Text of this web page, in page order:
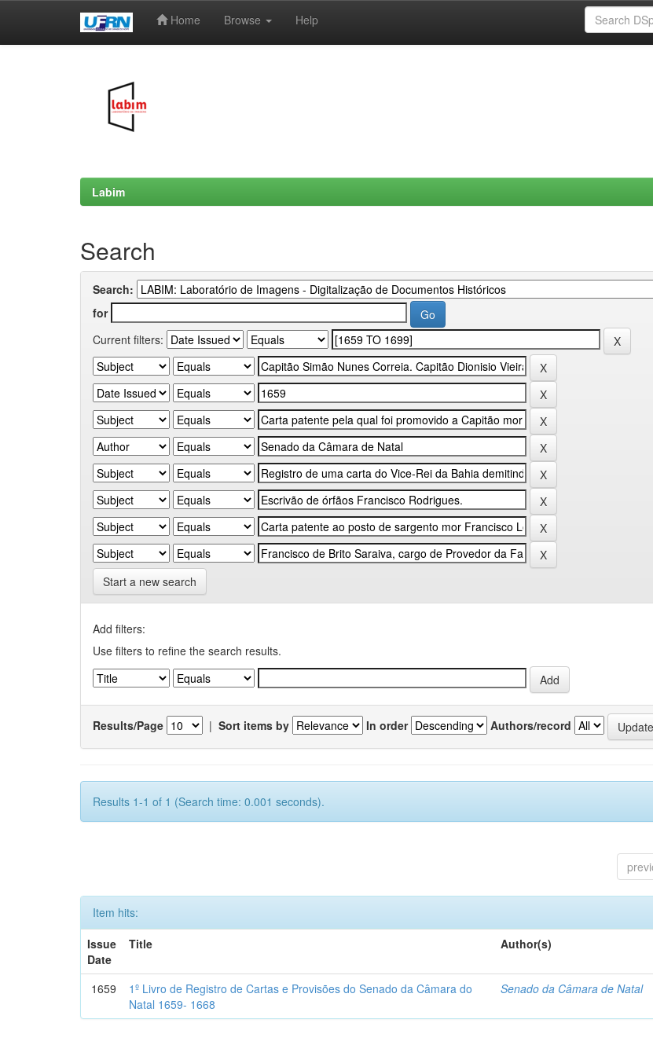
Home Browse Help
Labim
Search
Search:
for
Current filters:
Start a new search
Add filters:
Use filters to refine the search results.
Results/Page | Sort items by In order Authors/record
Results 1-1 of 1 (Search time: 0.001 seconds).
Item hits:
Issue
Date
Title Author(s)
1659
1º Livro de Registro de Cartas e Provisões do Senado da Câmara do
Natal 1659- 1668
Senado da Câmara de Natal